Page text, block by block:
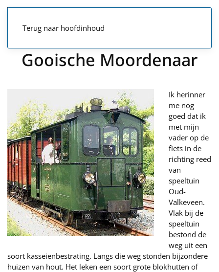
Terug naar hoofdinhoud
Gooische Moordenaar
Ik herinner
me nog
goed dat ik
met mijn
vader op de
fiets in de
richting reed
van
speeltuin
Oud-
Valkeveen.
Vlak bij de
speeltuin
bestond de
weg uit een
soort kasseienbestrating. Langs die weg stonden bijzondere
huizen van hout. Het leken een soort grote blokhutten of